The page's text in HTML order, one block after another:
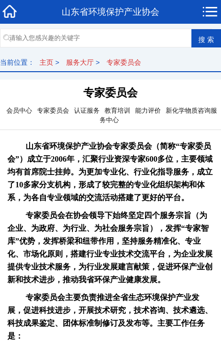
山东省环境保护产业协会
当前位置： 主页 > 服务大厅 > 专家委员会
专家委员会
会员中心 专家委员会 认证服务 教育培训 能力评价
新化学物质咨询服
务中心
山东省环境保护产业协会专家委员会（简称“专家委员
会”）成立于2006年，汇聚行业资深专家600多位，主要领域
均有首席院士挂帅。为更加专业化、行业化指导服务，成立
了10多家分支机构，形成了较完整的专业化组织架构和体
系，为各自专业领域的交流活动搭建了更好的平台。
专家委员会在协会领导下始终坚定四个服务宗旨（为
企业、为政府、为行业、为社会服务宗旨），发挥“专家智
库”优势，发挥桥梁和纽带作用，坚持服务精准化、专业
化、市场化原则，搭建行业专业技术交流平台，为企业发展
提供专业技术服务，为行业发展建言献策，促进环保产业创
新和技术进步，推动我省环保产业健康发展。
专家委员会主要负责推进全省生态环境保护产业发
展，促进科技进步，开展技术研究，技术咨询、技术遴选、
科技成果鉴定、团体标准制修订及发布等。主要工作任务
是：